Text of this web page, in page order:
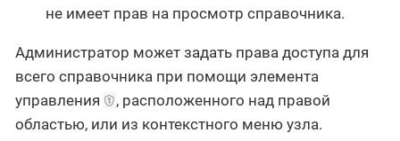
не имеет прав на просмотр справочника.
Администратор может задать права доступа для
всего справочника при помощи элемента
управления
, расположенного над правой
областью, или из контекстного меню узла.